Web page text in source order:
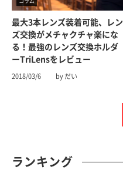
最大3本レンズ装着可能、レン
ズ交換がメチャクチャ楽にな
る！最強のレンズ交換ホルダ
ーTriLensをレビュー
2018/03/6 by だい
ランキング